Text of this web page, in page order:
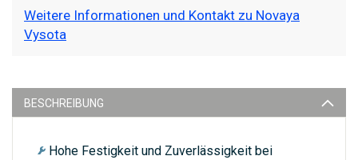
Weitere Informationen und Kontakt zu Novaya
Vysota
BESCHREIBUNG
Hohe Festigkeit und Zuverlässigkeit bei